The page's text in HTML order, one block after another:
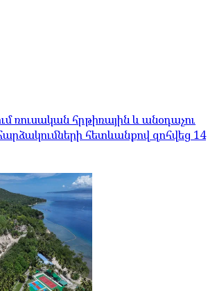
ռուսական հրթիռային և անօդաչու
հետևանքով զոհվեց 14